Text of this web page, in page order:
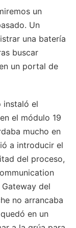
un
Un
una batería
buscar
un portal de
instaló el
el módulo 19
mucho en
a introducir el
del proceso,
del
no arrancaba
en un